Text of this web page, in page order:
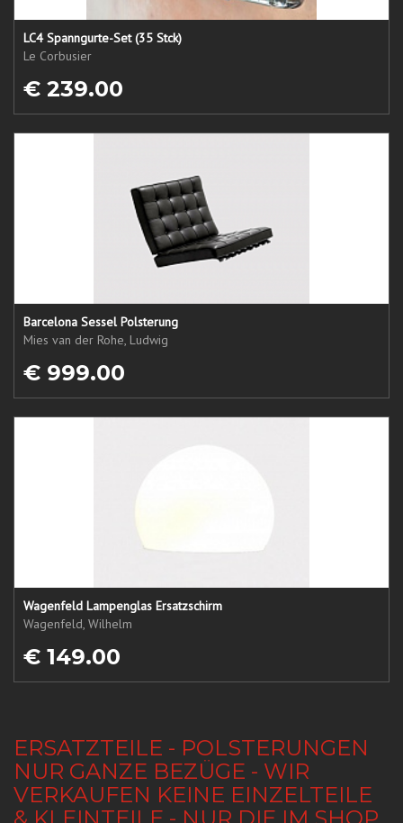
LC4 Spanngurte-Set (35 Stck)
Le Corbusier
€ 239.00
Barcelona Sessel Polsterung
Mies van der Rohe, Ludwig
€ 999.00
Wagenfeld Lampenglas Ersatzschirm
Wagenfeld, Wilhelm
€ 149.00
ERSATZTEILE - POLSTERUNGEN
NUR GANZE BEZÜGE - WIR
VERKAUFEN KEINE EINZELTEILE